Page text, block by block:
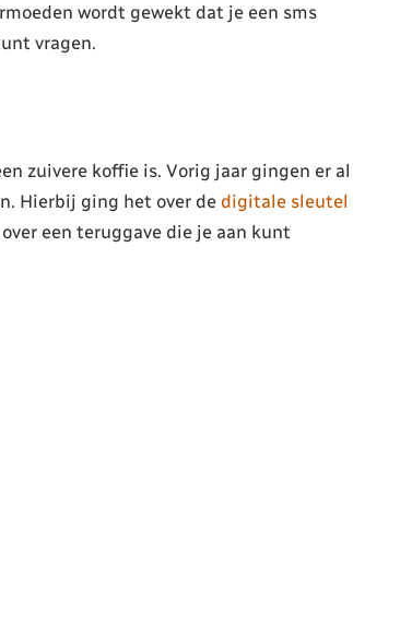
wordt gewekt dat je een sms
vragen.
zuivere koffie is. Vorig jaar gingen er al
Hierbij ging het over de digitale sleutel
een teruggave die je aan kunt